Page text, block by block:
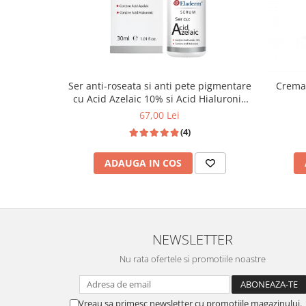
Ser anti-roseata si anti pete pigmentare
cu Acid Azelaic 10% si Acid Hialuronic
30ml
67,00 Lei
(4)
ADAUGA IN COS
NEWSLETTER
Nu rata ofertele si promotiile noastre
Vreau sa primesc newsletter cu promotiile magazinului.